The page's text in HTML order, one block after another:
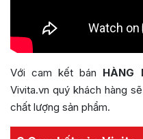
Với cam kết bán HÀNG
Vivita.vn quý khách hàng
chất lượng sản phẩm.